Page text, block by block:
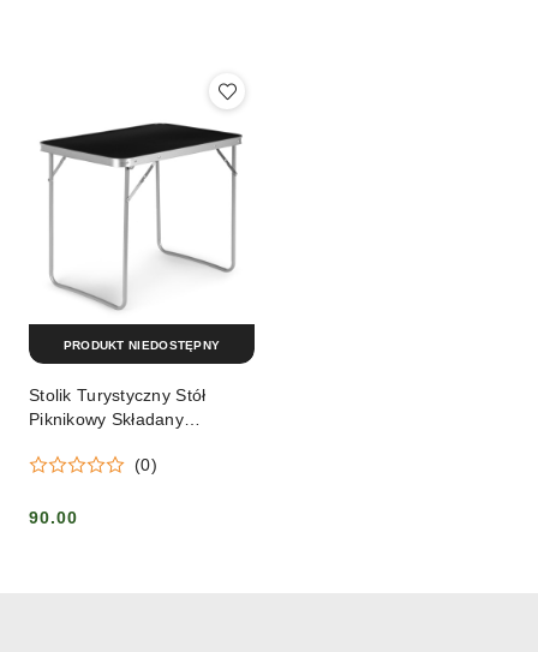
Stolik Turystyczny Stół
Piknikowy Składany
(0)
90.00
PRODUKT NIEDOSTĘPNY